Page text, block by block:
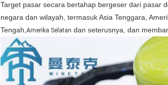
Target pasar secara bertahap bergeser dari pasar
negara dan wilayah, termasuk Asia Tenggara,
Tengah,Amerika Selatan dan seterusnya, dan